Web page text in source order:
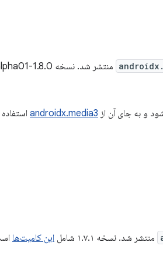
منتشر شد. نسخه 1.8.0-alpha01 شامل
و به جای آن از androidx.media3
منتشر شد. نسخه ۱.۷.۱ شامل این کامیت‌ها